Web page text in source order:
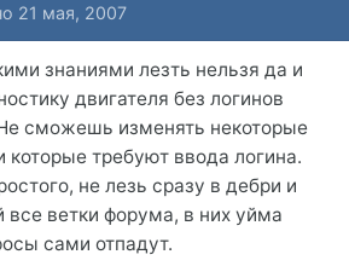
21 мая, 2007
знаниями лезть нельзя да и
двигателя без логинов
сможешь изменять некоторые
которые требуют ввода логина.
не лезь сразу в дебри и
все ветки форума, в них уйма
сами отпадут.